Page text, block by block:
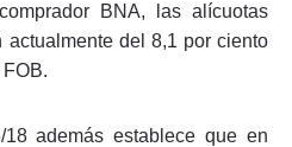
BNA, las alícuotas
del 8,1 por ciento
además establece que en